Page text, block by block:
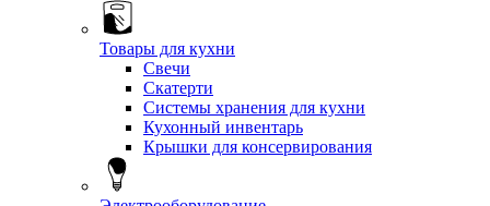
Товары для кухни
Свечи
Скатерти
Системы хранения для кухни
Кухонный инвентарь
Крышки для консервирования